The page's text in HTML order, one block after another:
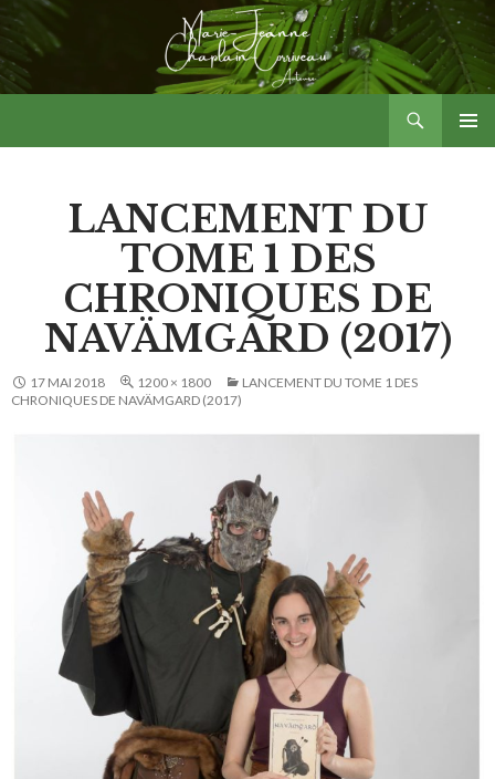
au
contenu
Marie-Jeanne Chaplain-Corriveau – Auteure
LANCEMENT DU
TOME 1 DES
CHRONIQUES DE
NAVÄMGARD (2017)
17 MAI 2018 1200 × 1800
LANCEMENT DU TOME 1 DES
CHRONIQUES DE NAVÄMGARD (2017)